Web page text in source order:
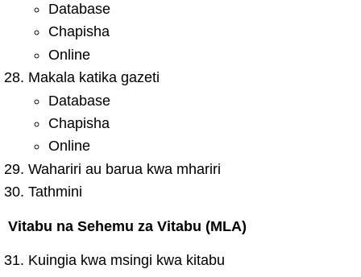
Database
Chapisha
Online
Makala katika gazeti
Database
Chapisha
Online
Wahariri au barua kwa mhariri
Tathmini
Vitabu na Sehemu za Vitabu (MLA)
Kuingia kwa msingi kwa kitabu